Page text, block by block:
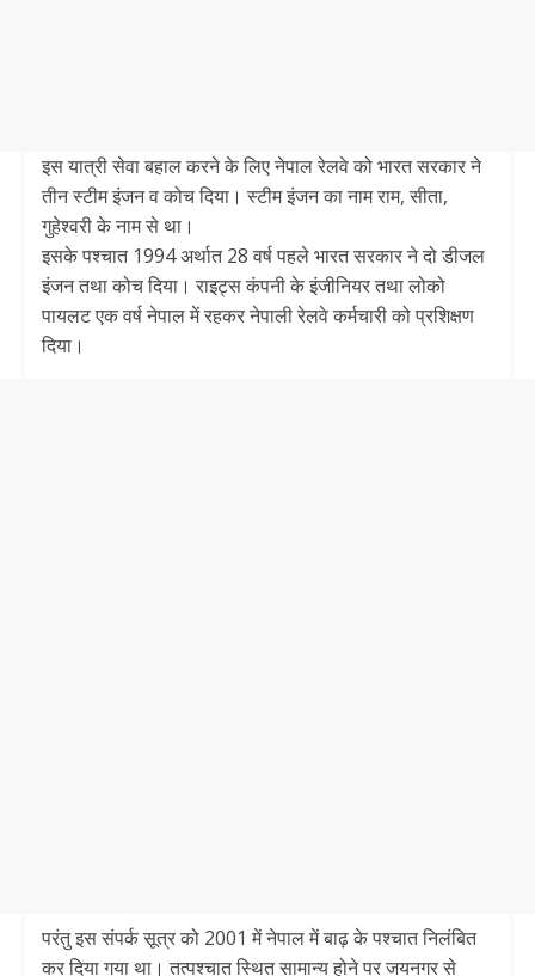
इस यात्री सेवा बहाल करने के लिए नेपाल रेलवे को भारत सरकार ने
तीन स्टीम इंजन व कोच दिया। स्टीम इंजन का नाम राम, सीता,
गुहेश्वरी के नाम से था।
इसके पश्चात 1994 अर्थात 28 वर्ष पहले भारत सरकार ने दो डीजल
इंजन तथा कोच दिया। राइट्स कंपनी के इंजीनियर तथा लोको
पायलट एक वर्ष नेपाल में रहकर नेपाली रेलवे कर्मचारी को प्रशिक्षण
दिया।
परंतु इस संपर्क सूत्र को 2001 में नेपाल में बाढ़ के पश्चात निलंबित
कर दिया गया था। तत्पश्चात स्थित सामान्य होने पर जयनगर से